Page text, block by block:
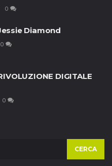
0
Diamond
0
DIGITALE
0
CERCA